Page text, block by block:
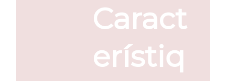
Caract
erístiq